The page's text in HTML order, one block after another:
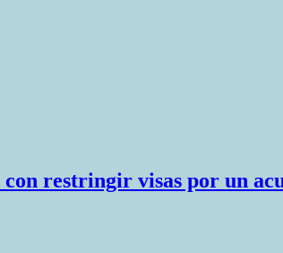
restringir visas por un